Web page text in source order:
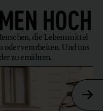
HOCH
die Lebensmittel
verarbeiten. Und uns
zu ernähren.